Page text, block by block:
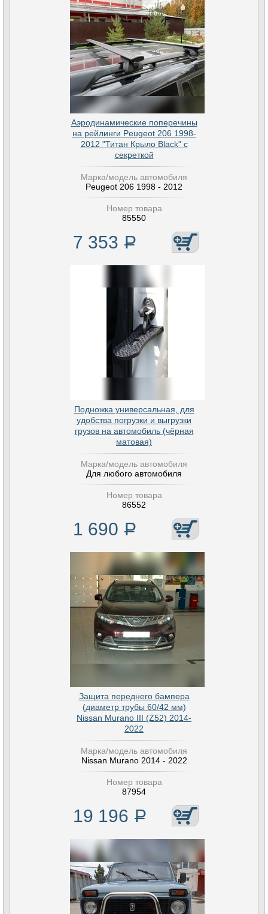
Аэродинамические поперечины
на рейлинги Peugeot 206 1998-
2012 "Титан Крыло Black" с
секреткой
Марка/модель автомобиля
Peugeot 206 1998 - 2012
Номер товара
85550
7 353 Р
Подножка универсальная, для
удобства погрузки и выгрузки
грузов на автомобиль (чёрная
матовая)
Марка/модель автомобиля
Для любого автомобиля
Номер товара
86552
1 690 Р
Защита переднего бампера
(диаметр трубы 60/42 мм)
Nissan Murano III (Z52) 2014-
2022
Марка/модель автомобиля
Nissan Murano 2014 - 2022
Номер товара
87954
19 196 Р